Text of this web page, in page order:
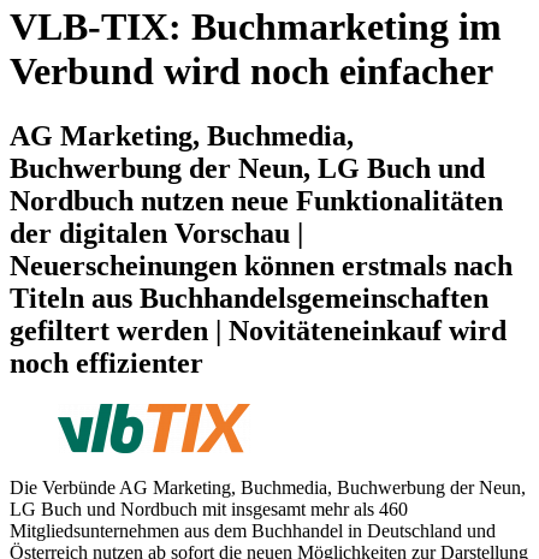
VLB-TIX: Buchmarketing im
Verbund wird noch einfacher
AG Marketing, Buchmedia,
Buchwerbung der Neun, LG Buch und
Nordbuch nutzen neue Funktionalitäten
der digitalen Vorschau |
Neuerscheinungen können erstmals nach
Titeln aus Buchhandelsgemeinschaften
gefiltert werden | Novitäteneinkauf wird
noch effizienter
Die Verbünde AG Marketing, Buchmedia, Buchwerbung der Neun,
LG Buch und Nordbuch mit insgesamt mehr als 460
Mitgliedsunternehmen aus dem Buchhandel in Deutschland und
Österreich nutzen ab sofort die neuen Möglichkeiten zur Darstellung